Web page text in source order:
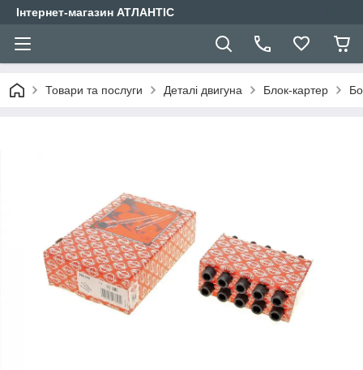
Інтернет-магазин АТЛАНТІС
Товари та послуги Деталі двигуна Блок-картер